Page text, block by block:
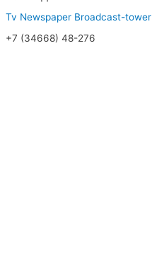
Tv Newspaper Broadcast-tower
+7 (34668) 48-276